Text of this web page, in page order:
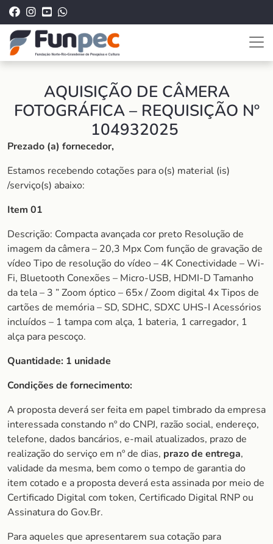
AQUISIÇÃO DE CÂMERA
FOTOGRÁFICA – REQUISIÇÃO Nº
104932025
Prezado (a) fornecedor,
Estamos recebendo cotações para o(s) material (is)
/serviço(s) abaixo:
Item 01
Descrição: Compacta avançada cor preto Resolução de
imagem da câmera – 20,3 Mpx Com função de gravação de
vídeo Tipo de resolução do vídeo – 4K Conectividade – Wi-
Fi, Bluetooth Conexões – Micro-USB, HDMI-D Tamanho
da tela – 3 ” Zoom óptico – 65x / Zoom digital 4x Tipos de
cartões de memória – SD, SDHC, SDXC UHS-I Acessórios
incluídos – 1 tampa com alça, 1 bateria, 1 carregador, 1
alça para pescoço.
Quantidade: 1 unidade
Condições de fornecimento:
A proposta deverá ser feita em papel timbrado da empresa
interessada constando nº do CNPJ, razão social, endereço,
telefone, dados bancários, e-mail atualizados, prazo de
realização do serviço em nº de dias, prazo de entrega,
validade da mesma, bem como o tempo de garantia do
item cotado e a proposta deverá esta assinada por meio de
Certificado Digital com token, Certificado Digital RNP ou
Assinatura do Gov.Br.
Para aqueles que apresentarem sua cotação para